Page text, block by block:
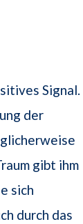
Signal.
der
gibt ihm
sich
durch das